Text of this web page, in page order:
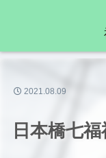
日本橋七
2021.08.09